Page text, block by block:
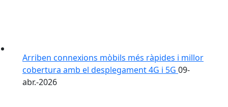
Arriben connexions mòbils més ràpides i millor
cobertura amb el desplegament 4G i 5G 09-
abr.-2026